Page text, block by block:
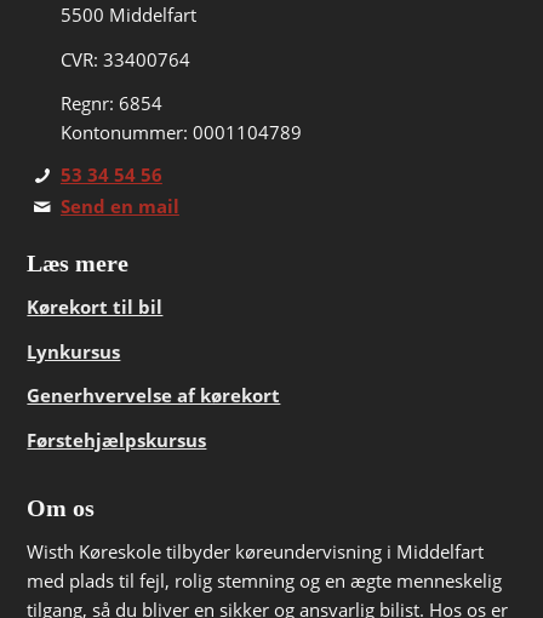
5500 Middelfart
CVR: 33400764
Regnr: 6854
Kontonummer: 0001104789
53 34 54 56
Send en mail
Læs mere
Kørekort til bil
Lynkursus
Generhvervelse af kørekort
Førstehjælpskursus
Om os
Wisth Køreskole tilbyder køreundervisning i Middelfart
med plads til fejl, rolig stemning og en ægte menneskelig
tilgang, så du bliver en sikker og ansvarlig bilist. Hos os er